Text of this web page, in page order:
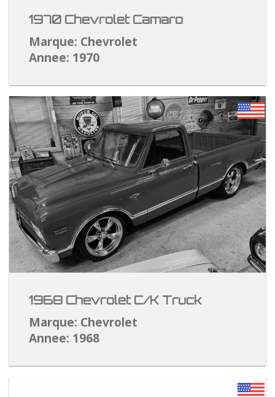
1970 Chevrolet Camaro
Marque: Chevrolet
Annee: 1970
1968 Chevrolet C/K Truck
Marque: Chevrolet
Annee: 1968